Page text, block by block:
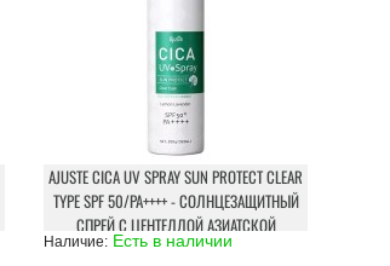
AJUSTE CICA UV SPRAY SUN PROTECT CLEAR
TYPE SPF 50/PA++++ - СОЛНЦЕЗАЩИТНЫЙ
СПРЕЙ С ЦЕНТЕЛЛОЙ АЗИАТСКОЙ
Наличие: Есть в наличии